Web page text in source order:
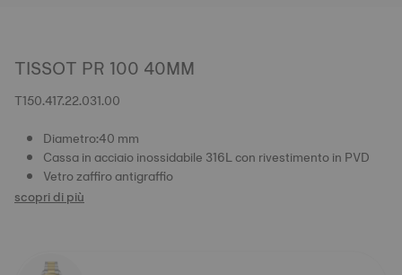
TISSOT PR 100 40MM
T150.417.22.031.00
Diametro:40 mm
Cassa in acciaio inossidabile 316L con rivestimento in PVD
Vetro zaffiro antigraffio
scopri di più